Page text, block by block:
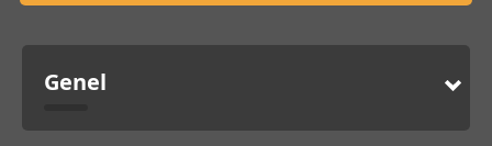
Genel